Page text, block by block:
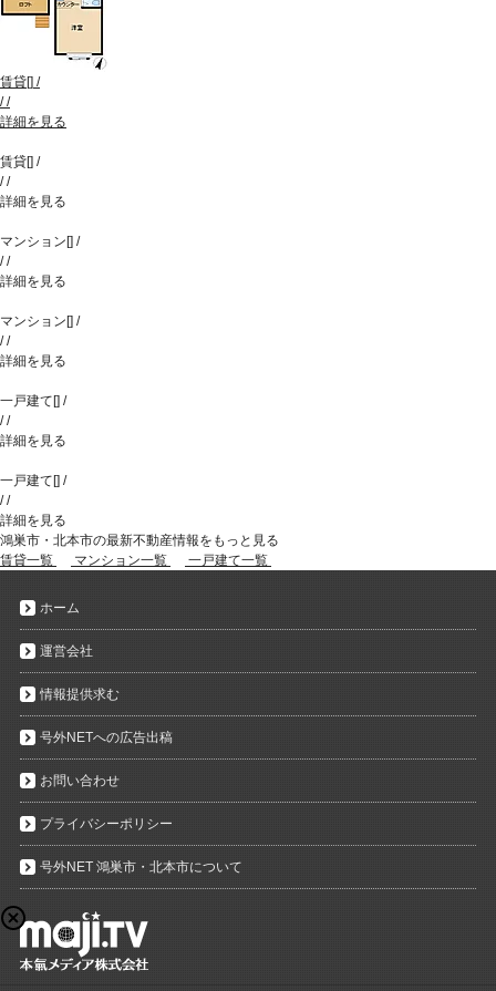
賃貸[] /
//
詳細を見る
賃貸[] /
//
詳細を見る
マンション [] /
//
詳細を見る
マンション [] /
//
詳細を見る
一戸建て [] /
//
詳細を見る
一戸建て [] /
//
詳細を見る
鴻巣市・北本市の最新不動産情報をもっと見る
賃貸一覧
マンション一覧 一戸建て一覧
ホーム
運営会社
情報提供求む
号外NETへの広告出稿
お問い合わせ
プライバシーポリシー
号外NET 鴻巣市・北本市について